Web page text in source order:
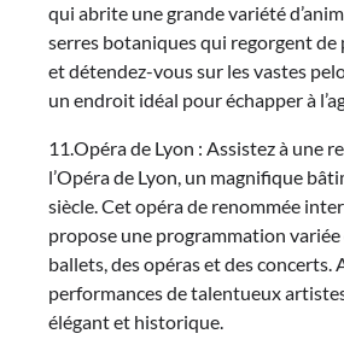
qui abrite une grande variété
serres botaniques qui regorgent de
et détendez-vous sur les vastes
un endroit idéal pour échapper à
11.Opéra de Lyon : Assistez à une
l’Opéra de Lyon, un magnifique
siècle. Cet opéra de renommée
propose une programmation
ballets, des opéras et des concerts.
performances de talentueux
élégant et historique.